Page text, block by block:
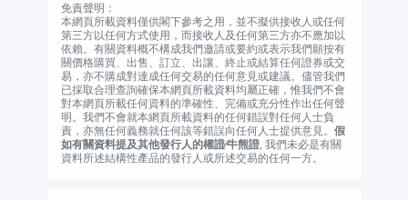
免責聲明：
本網頁所載資料僅供閣下參考之用，並不擬供接收人或任何
第三方以任何方式使用，而接收人及任何第三方亦不應加以
依賴。有關資料概不構成我們邀請或要約或表示我們願按有
關價格購買、出售、訂立、出讓、終止或結算任何證券或交
易，亦不購成對達成任何交易的任何意見或建議。儘管我們
已採取合理查詢確保本網頁所載資料均屬正確，惟我們不會
對本網頁所載任何資料的準確性、完備或充分性作出任何聲
明。我們不會就本網頁所載資料的任何錯誤對任何人士負
責，亦無任何義務就任何該等錯誤向任何人士提供意見。 假
如有關資料提及其他發行人的權證∕牛熊證, 我們未必是有關
資料所述結構性產品的發行人或所述交易的任何一方。